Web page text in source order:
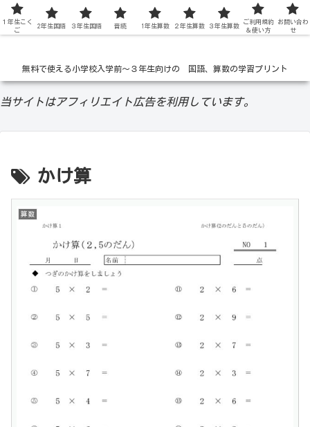
低学年の無料学習ドリル
無料で使える小学校入学前〜３年生向けの 国語、算数の学習プリント
当サイトはアフィリエイト広告を利用しています。
かけ算
算数
１年生こく
ご
2年生国語 ３年生国語 音読 1年生算数 ２年生算数 ３年生算数
ご利用規約
＆使い方
お問い合わ
せ